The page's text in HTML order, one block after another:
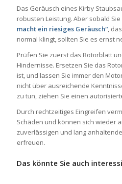
Das Geräusch eines Kirby
robusten Leistung. Aber sobald
macht ein riesiges Geräusch“,
normal klingt, sollten Sie es ernst
Prüfen Sie zuerst das Rotorblatt
Hindernisse. Ersetzen Sie das
ist, und lassen Sie immer den
nicht über ausreichende
zu tun, ziehen Sie einen
Durch rechtzeitiges Eingreifen
Schäden und können sich wieder
zuverlässigen und lang
erfreuen.
Das könnte Sie auch